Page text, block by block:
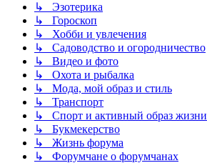
↳ Эзотерика
↳ Гороскоп
↳ Хобби и увлечения
↳ Садоводство и огородничество
↳ Видео и фото
↳ Охота и рыбалка
↳ Мода, мой образ и стиль
↳ Транспорт
↳ Спорт и активный образ жизни
↳ Букмекерство
↳ Жизнь форума
↳ Форумчане о форумчанах